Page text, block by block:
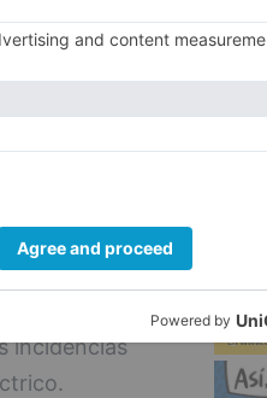
Castilla y
el suministro
Comunidad y
para prestar
incidencias